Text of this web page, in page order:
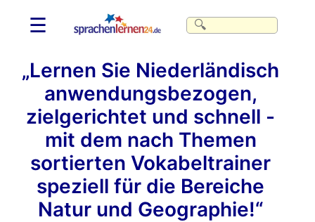
☰
„Lernen Sie Niederländisch
anwendungsbezogen,
zielgerichtet und schnell -
mit dem nach Themen
sortierten Vokabeltrainer
speziell für die Bereiche
Natur und Geographie!“